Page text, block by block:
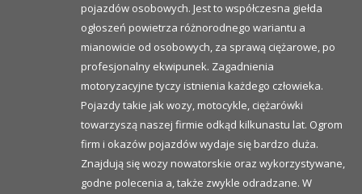
pojazdów osobowych. Jest to współczesna giełda
ogłoszeń powietrza różnorodnego wariantu a
mianowicie od osobowych, za sprawą ciężarowe, po
profesjonalny ekwipunek. Zagadnienia
motoryzacyjne tyczy istnienia każdego człowieka.
Pojazdy takie jak wozy, motocykle, ciężarówki
towarzyszą naszej firmie odkąd kilkunastu lat. Ogrom
firm i okazów pojazdów wydaje się bardzo duża.
Znajdują się wozy nowatorskie oraz wykorzystywane,
godne polecenia a, także zwykle odradzane. W